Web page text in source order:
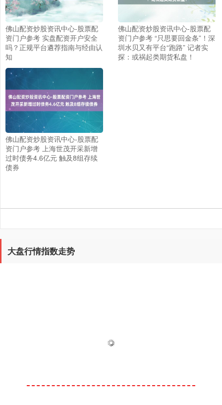
佛山配资炒股资讯中心-股票配
资门户参考 实盘配资开户安全
吗？正规平台遴荐指南与经由认
知
佛山配资炒股资讯中心-股票配
资门户参考 “只思要回金条”！深
圳水贝又有平台“跑路” 记者实
探：或祸起类期货私盘！
佛山配资炒股资讯中心-股票配
资门户参考 上海世茂开采新增
过时债务4.6亿元 触及8组存续
债券
大盘行情指数走势